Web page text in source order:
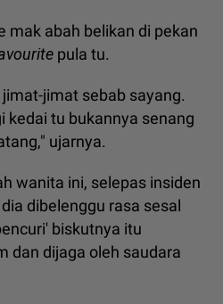
mak abah belikan di pekan
pula tu.
jimat sebab sayang.
kedai tu bukannya senang
ujarnya.
wanita ini, selepas insiden
dibelenggu rasa sesal
biskutnya itu
dan dijaga oleh saudara